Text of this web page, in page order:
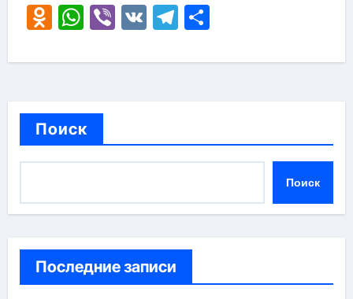
Odnoklassniki
WhatsApp
Viber
VKTelegram
Отправить
Поиск
Поиск
Последние записи